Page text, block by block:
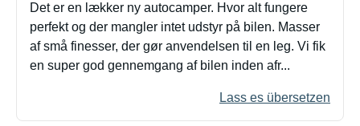
Det er en lækker ny autocamper. Hvor alt fungere
perfekt og der mangler intet udstyr på bilen. Masser
af små finesser, der gør anvendelsen til en leg. Vi fik
en super god gennemgang af bilen inden afr...
Lass es übersetzen